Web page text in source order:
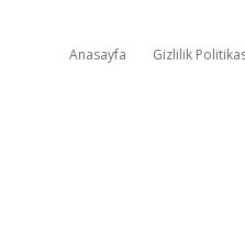
Anasayfa Gizlilik